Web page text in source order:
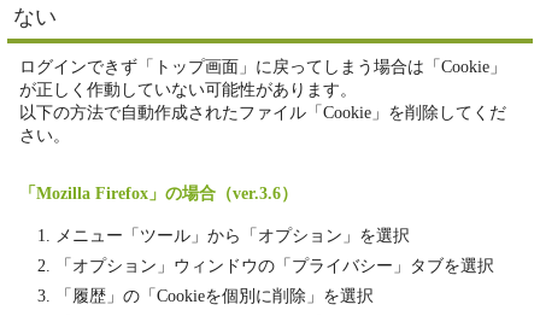
ない
ログインできず「トップ画面」に戻ってしまう場合は「Cookie」
が正しく作動していない可能性があります。
以下の方法で自動作成されたファイル「Cookie」を削除してくだ
さい。
「Mozilla Firefox」の場合（ver.3.6）
メニュー「ツール」から「オプション」を選択
「オプション」ウィンドウの「プライバシー」タブを選択
「履歴」の「Cookieを個別に削除」を選択